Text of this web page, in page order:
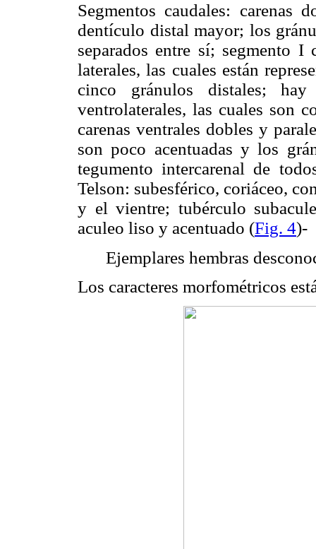
Segmentos caudales:
dentículo distal mayor; los
separados entre sí; segmento I
laterales, las cuales están
cinco gránulos distales; hay
ventrolaterales, las cuales son
carenas ventrales dobles y
son poco acentuadas y los
tegumento intercarenal de
Telson: subesférico, coriáceo,
y el vientre; tubérculo
aculeo liso y acentuado (Fig. 4)-
Ejemplares hembras
Los caracteres morfométricos